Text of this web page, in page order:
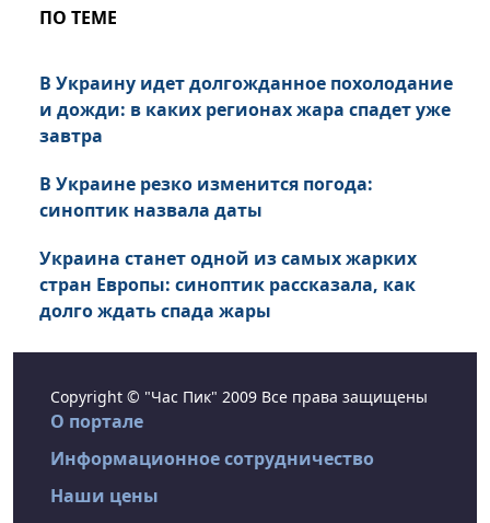
ПО ТЕМЕ
В Украину идет долгожданное похолодание
и дожди: в каких регионах жара спадет уже
завтра
В Украине резко изменится погода:
синоптик назвала даты
Украина станет одной из самых жарких
стран Европы: синоптик рассказала, как
долго ждать спада жары
Copyright © "Час Пик" 2009 Все права защищены
О портале
Информационное сотрудничество
Наши цены